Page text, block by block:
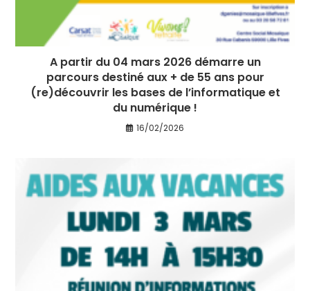
A partir du 04 mars 2026 démarre un
parcours destiné aux + de 55 ans pour
(re)découvrir les bases de l’informatique et
du numérique !
16/02/2026